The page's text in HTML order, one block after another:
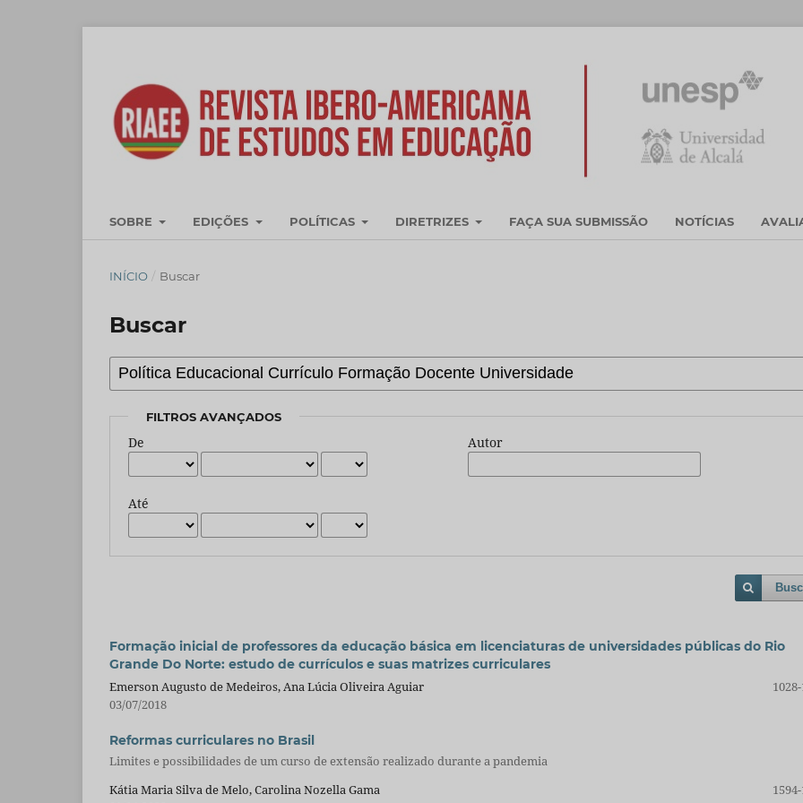
SOBRE EDIÇÕES POLÍTICAS DIRETRIZES FAÇA SUA SUBMISSÃO NOTÍCIAS
INÍCIO / Buscar
Buscar
FILTROS AVANÇADOS
De
Até
Autor
Formação inicial de professores da educação básica em licenciaturas de universidades públicas do Rio
Grande Do Norte: estudo de currículos e suas matrizes curriculares
Emerson Augusto de Medeiros, Ana Lúcia Oliveira Aguiar
03/07/2018
Reformas curriculares no Brasil
Limites e possibilidades de um curso de extensão realizado durante a pandemia
Kátia Maria Silva de Melo, Carolina Nozella Gama